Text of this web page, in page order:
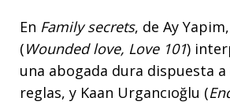
En Family secrets, de Ay
(Wounded love, Love 101)
una abogada dura dispuesta
reglas, y Kaan Urgancıoğlu (